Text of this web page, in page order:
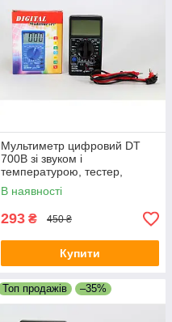
Мультиметр цифровий DT
700B зі звуком і
температурою, тестер,
вимірювання струму
В наявності
293 ₴ 450 ₴
Купити
Топ продажів –35%